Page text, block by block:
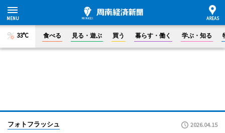
33°C 食べる 見る・遊ぶ 買う 暮らす・働く 学ぶ・知る
フォトフラッシュ 2026.04.15